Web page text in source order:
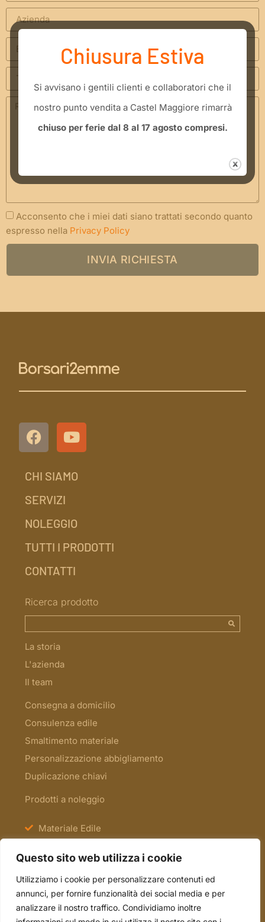
Questo sito web utilizza i cookie
Utilizziamo i cookie per personalizzare contenuti ed
annunci, per fornire funzionalità dei social media e per
analizzare il nostro traffico. Condividiamo inoltre
Acconsento che i miei dati siano trattati secondo quanto
espresso nella Privacy Policy
INVIA RICHIESTA
CHI SIAMO
SERVIZI
NOLEGGIO
TUTTI I PRODOTTI
CONTATTI
Ricerca prodotto
La storia
L'azienda
Il team
Consegna a domicilio
Consulenza edile
Smaltimento materiale
Personalizzazione abbigliamento
Duplicazione chiavi
Prodotti a noleggio
Materiale Edile
Scale e Ponteggi
Occasioni
Chiusura Estiva
​Si avvisano i gentili clienti e collaboratori che il
nostro punto vendita a Castel Maggiore rimarrà
chiuso per ferie dal 8 al 17 agosto compresi.